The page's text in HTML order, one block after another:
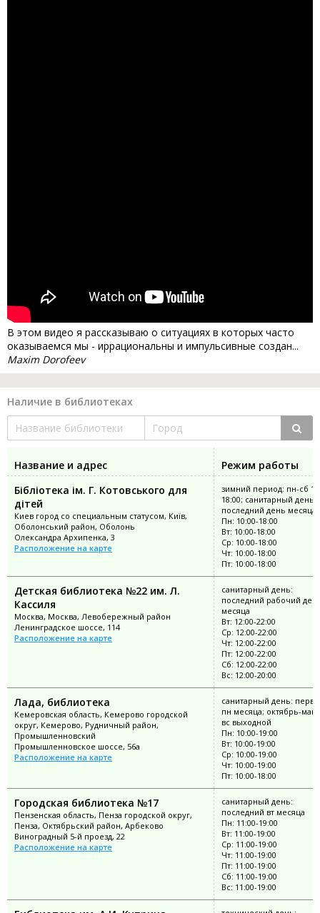
В этом видео я рассказываю о ситуациях в которых часто
оказываемся мы - иррациональны и импульсивные создан...
Maxim Dorofeev
Наличие в библиотеках
Название и адрес
Режим работы
Бібліотека ім. Г. Котовського для
дітей
Киев город со специальным статусом, Київ,
Оболонський район, Оболонь
Олександра Архипенка, 3
Расположение на карте
зимний период: пн-сб
18:00; санитарный день:
последний день месяца
Пн: 10:00-18:00
Вт: 10:00-18:00
Ср: 10:00-18:00
Чт: 10:00-18:00
Пт: 10:00-18:00
Детская библиотека №22 им. Л.
Кассиля
Москва, Москва, Левобережный район
Ленинградское шоссе, 114
Расположение на карте
санитарный день:
последний рабочий
месяца
Вт: 12:00-22:00
Ср: 12:00-22:00
Чт: 12:00-22:00
Пт: 12:00-22:00
Сб: 12:00-22:00
Вс: 12:00-20:00
Лада, библиотека
Кемеровская область, Кемерово городской
округ, Кемерово, Рудничный район,
Промышленновский
Промышленновское шоссе, 56а
Расположение на карте
санитарный день:
пн месяца; октябрь-май:
вс выходной
Пн: 10:00-19:00
Вт: 10:00-19:00
Ср: 10:00-19:00
Чт: 10:00-19:00
Пт: 10:00-18:00
Городская библиотека №17
Пензенская область, Пенза городской округ,
Пенза, Октябрьский район, Арбеково
Виноградный 5-й проезд, 22
Расположение на карте
санитарный день:
последний вт месяца
Пн: 11:00-19:00
Вт: 11:00-19:00
Ср: 11:00-19:00
Чт: 11:00-19:00
Пт: 11:00-19:00
Сб: 11:00-19:00
Вс: 11:00-19:00